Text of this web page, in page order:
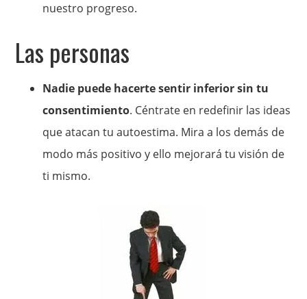
nuestro progreso.
Las personas
Nadie puede hacerte sentir inferior sin tu
consentimiento. Céntrate en redefinir las ideas
que atacan tu autoestima. Mira a los demás de
modo más positivo y ello mejorará tu visión de
ti mismo.